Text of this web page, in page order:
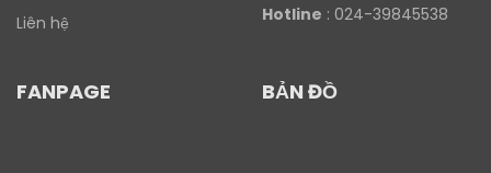
Liên hệ
Hotline : 024-39845538
FANPAGE BẢN ĐỒ